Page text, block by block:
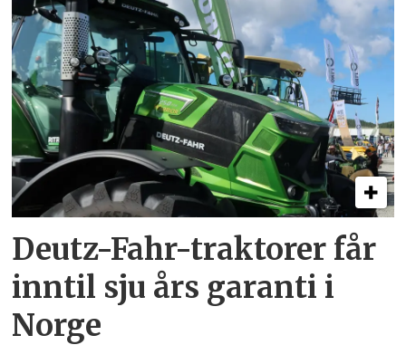
Deutz-Fahr-traktorer får
inntil sju års garanti i
Norge